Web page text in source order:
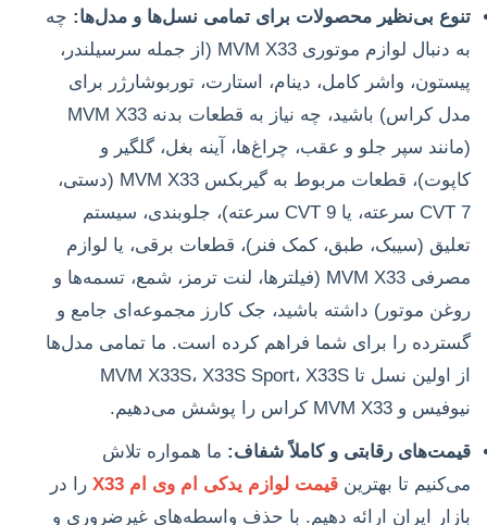
تنوع بی‌نظیر محصولات برای تمامی نسل‌ها و مدل‌ها: چه
به دنبال لوازم موتوری MVM X33 (از جمله سرسیلندر،
پیستون، واشر کامل، دینام، استارت، توربوشارژر برای
مدل کراس) باشید، چه نیاز به قطعات بدنه MVM X33
(مانند سپر جلو و عقب، چراغ‌ها، آینه بغل، گلگیر و
کاپوت)، قطعات مربوط به گیربکس MVM X33 (دستی،
CVT 7 سرعته، یا CVT 9 سرعته)، جلوبندی، سیستم
تعلیق (سیبک، طبق، کمک فنر)، قطعات برقی، یا لوازم
مصرفی MVM X33 (فیلترها، لنت ترمز، شمع، تسمه‌ها و
روغن موتور) داشته باشید، جک کارز مجموعه‌ای جامع و
گسترده را برای شما فراهم کرده است. ما تمامی مدل‌ها
از اولین نسل تا MVM X33S، X33S Sport، X33S
نیوفیس و MVM X33 کراس را پوشش می‌دهیم.
قیمت‌های رقابتی و کاملاً شفاف: ما همواره تلاش
می‌کنیم تا بهترین قیمت لوازم یدکی ام وی ام X33
را در
بازار ایران ارائه دهیم. با حذف واسطه‌های غیرضروری و